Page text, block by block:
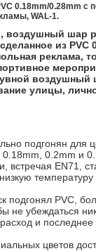
0.18mm/0.28mm с
WAL-1.
воздушный шар
из PVC
реклама,
воздушный
улицы,
подгонян для
0.18mm, 0.2mm и
встречая EN71,
подгонял PVC,
не убеждаться
и
цветов